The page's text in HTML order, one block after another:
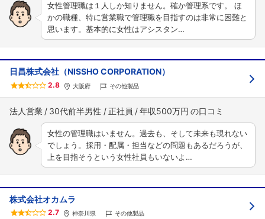
女性管理職は１人しか知りません。確か管理系です。 ほ
かの職種、特に営業職で管理職を目指すのは非常に困難と
思います。基本的に女性はアシスタン…
日昌株式会社（NISSHO CORPORATION）
2.8 大阪府 その他製品
法人営業 30代前半男性 正社員 年収500万円
女性の管理職はいません。過去も、そして未来も現れない
でしょう。採用・配属・担当などの問題もあるだろうが、
上を目指そうという女性社員もいないよ…
株式会社オカムラ
2.7 神奈川県 その他製品